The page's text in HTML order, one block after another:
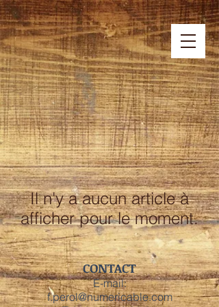
Il n'y a aucun article à
afficher pour le moment.
CONTACT
E-mail:
f.perol@numericable.com